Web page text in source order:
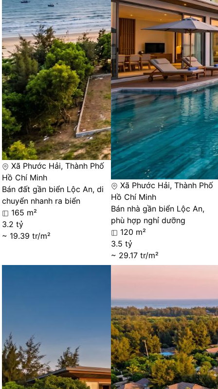
Xã Phước Hải, Thành Phố
Hồ Chí Minh
Bán đất gần biển Lộc An, di
chuyển nhanh ra biển
165 m²
3.2 tỷ
~ 19.39 tr/m²
Xã Phước Hải, Thành Phố
Hồ Chí Minh
Bán nhà gần biển Lộc An,
phù hợp nghỉ dưỡng
120 m²
3.5 tỷ
~ 29.17 tr/m²